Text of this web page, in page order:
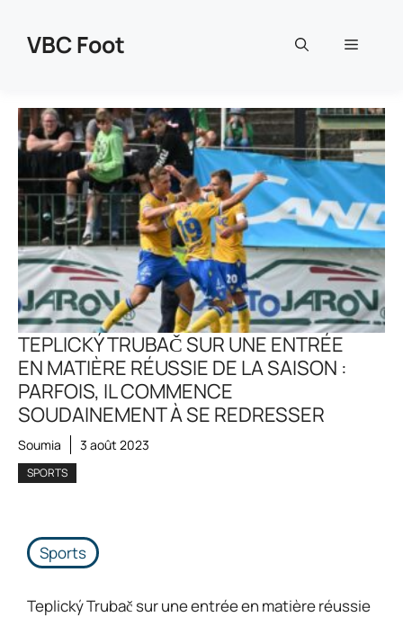
contenuVBC Foot Menu
TEPLICKÝ TRUBAČ SUR UNE ENTRÉE
EN MATIÈRE RÉUSSIE DE LA SAISON :
PARFOIS, IL COMMENCE
SOUDAINEMENT À SE REDRESSER
Soumia 3 août 2023
SPORTS
Sports
Teplický Trubač sur une entrée en matière réussie